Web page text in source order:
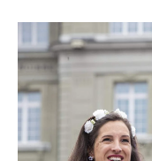
Thurgau
Uri
Waadt